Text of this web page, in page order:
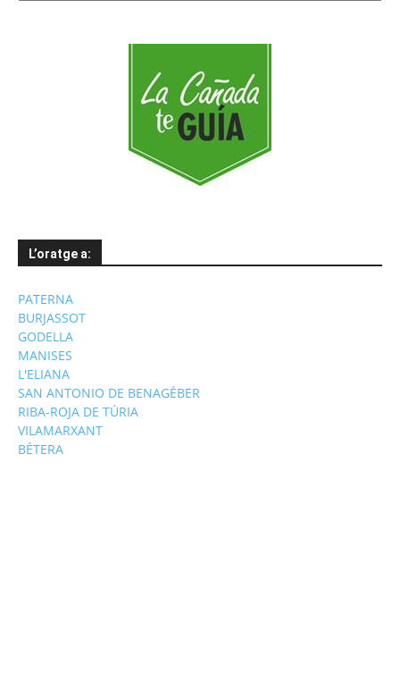
L’oratge a:
PATERNA
BURJASSOT
GODELLA
MANISES
L'ELIANA
SAN ANTONIO DE BENAGÉBER
RIBA-ROJA DE TÚRIA
VILAMARXANT
BÉTERA